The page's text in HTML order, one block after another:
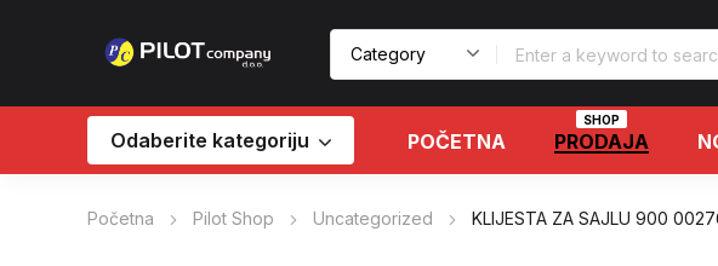
Odaberite kategoriju POČETNA PRODAJA
SHOP
Početna Pilot Shop Uncategorized KLIJESTA ZA SAJLU 900